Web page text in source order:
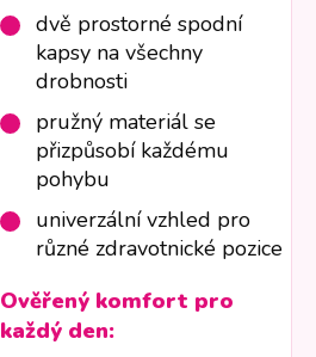
dvě prostorné spodní
kapsy na všechny
drobnosti
pružný materiál se
přizpůsobí každému
pohybu
univerzální vzhled pro
různé zdravotnické pozice
Ověřený komfort pro
každý den: